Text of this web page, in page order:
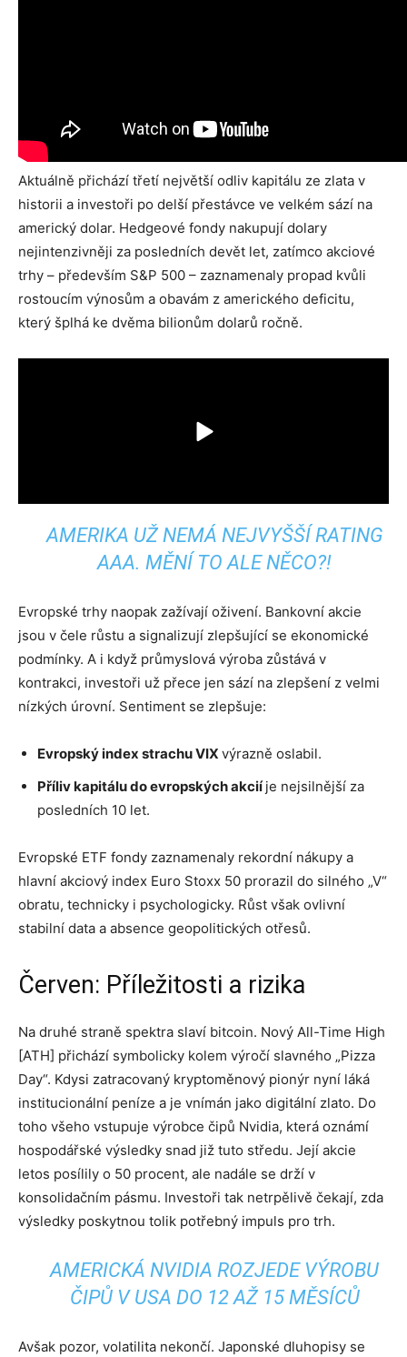
Aktuálně přichází třetí největší odliv kapitálu ze zlata v
historii a investoři po delší přestávce ve velkém sází na
americký dolar. Hedgeové fondy nakupují dolary
nejintenzivněji za posledních devět let, zatímco akciové
trhy – především S&P 500 – zaznamenaly propad kvůli
rostoucím výnosům a obavám z amerického deficitu,
který šplhá ke dvěma bilionům dolarů ročně.
AMERIKA UŽ NEMÁ NEJVYŠŠÍ RATING
AAA. MĚNÍ TO ALE NĚCO?!
Evropské trhy naopak zažívají oživení. Bankovní akcie
jsou v čele růstu a signalizují zlepšující se ekonomické
podmínky. A i když průmyslová výroba zůstává v
kontrakci, investoři už přece jen sází na zlepšení z velmi
nízkých úrovní. Sentiment se zlepšuje:
Evropský index strachu VIX výrazně oslabil.
Příliv kapitálu do evropských akciíje nejsilnější za
posledních 10 let.
Evropské ETF fondy zaznamenaly rekordní nákupy a
hlavní akciový index Euro Stoxx 50 prorazil do silného „V“
obratu, technicky i psychologicky. Růst však ovlivní
stabilní data a absence geopolitických otřesů.
Červen: Příležitosti a rizika
Na druhé straně spektra slaví bitcoin. Nový All-Time High
[ATH] přichází symbolicky kolem výročí slavného „Pizza
Day“. Kdysi zatracovaný kryptoměnový pionýr nyní láká
institucionální peníze a je vnímán jako digitální zlato. Do
toho všeho vstupuje výrobce čipů Nvidia, která oznámí
hospodářské výsledky snad již tuto středu. Její akcie
letos posílily o 50 procent, ale nadále se drží v
konsolidačním pásmu. Investoři tak netrpělivě čekají, zda
výsledky poskytnou tolik potřebný impuls pro trh.
AMERICKÁ NVIDIA ROZJEDE VÝROBU
ČIPŮ V USA DO 12 AŽ 15 MĚSÍCŮ
Avšak pozor, volatilita nekončí. Japonské dluhopisy se